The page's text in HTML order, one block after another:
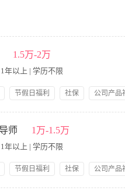
强，语言表达能力良好; 4、有一定的
1.5万-2万
年以上 | 学历不限
节假日福利 社保
公司产品
以上。 3、身高不低于158，体重45-
压力强。 6、具有较强的沟通能力、责
师 1万-1.5万
年以上 | 学历不限
节假日福利 社保
公司产品